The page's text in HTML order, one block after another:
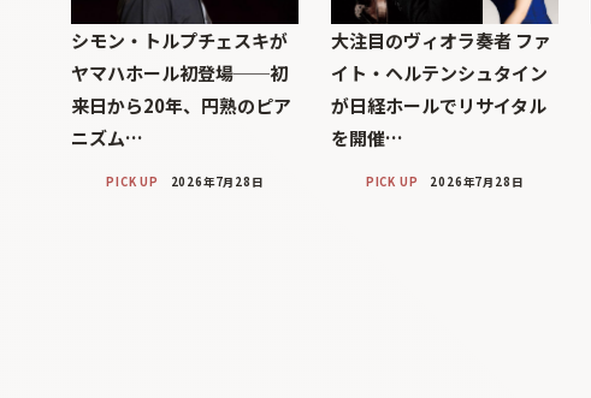
シモン・トルプチェスキが
ヤマハホール初登場──初
来日から20年、円熟のピア
ニズム…
PICK UP 2026年7月28日
大注目のヴィオラ奏者 ファ
イト・ヘルテンシュタイン
が日経ホールでリサイタル
を開催…
PICK UP 2026年7月28日